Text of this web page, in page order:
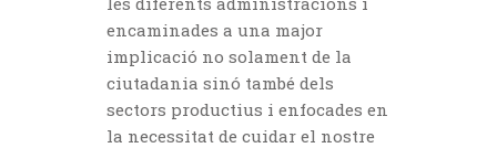
encaminades a una major
implicació no solament de la
ciutadania sinó també dels
sectors productius i enfocades en
la necessitat de cuidar el nostre